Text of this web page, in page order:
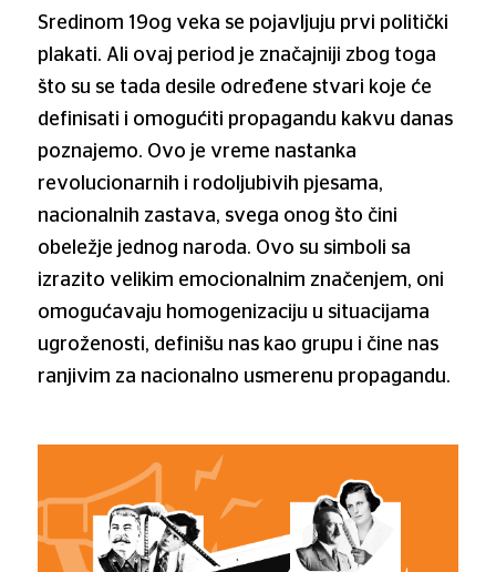
Sredinom 19og veka se pojavljuju prvi politički
plakati. Ali ovaj period je značajniji zbog toga
što su se tada desile određene stvari koje će
definisati i omogućiti propagandu kakvu danas
poznajemo. Ovo je vreme nastanka
revolucionarnih i rodoljubivih pjesama,
nacionalnih zastava, svega onog što čini
obeležje jednog naroda. Ovo su simboli sa
izrazito velikim emocionalnim značenjem, oni
omogućavaju homogenizaciju u situacijama
ugroženosti, definišu nas kao grupu i čine nas
ranjivim za nacionalno usmerenu propagandu.